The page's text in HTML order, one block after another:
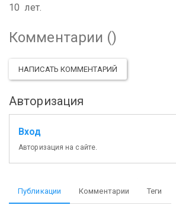
10 лет.
Комментарии ()
НАПИСАТЬ КОММЕНТАРИЙ
Авторизация
Вход
Авторизация на сайте.
Публикации Комментарии Теги